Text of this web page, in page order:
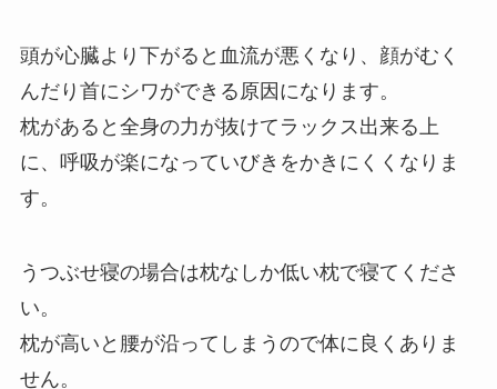
頭が心臓より下がると血流が悪くなり、顔がむく
んだり首にシワができる原因になります。
枕があると全身の力が抜けてラックス出来る上
に、呼吸が楽になっていびきをかきにくくなりま
す。
うつぶせ寝の場合は枕なしか低い枕で寝てくださ
い。
枕が高いと腰が沿ってしまうので体に良くありま
せん。